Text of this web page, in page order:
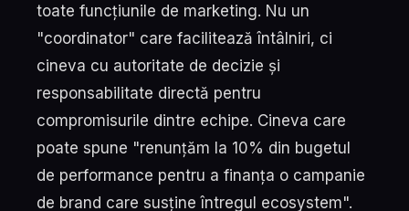
toate funcțiunile de marketing. Nu un
"coordinator" care facilitează întâlniri, ci
cineva cu autoritate de decizie și
responsabilitate directă pentru
compromisurile dintre echipe. Cineva care
poate spune "renunțăm la 10% din bugetul
de performance pentru a finanța o campanie
de brand care susține întregul ecosystem".